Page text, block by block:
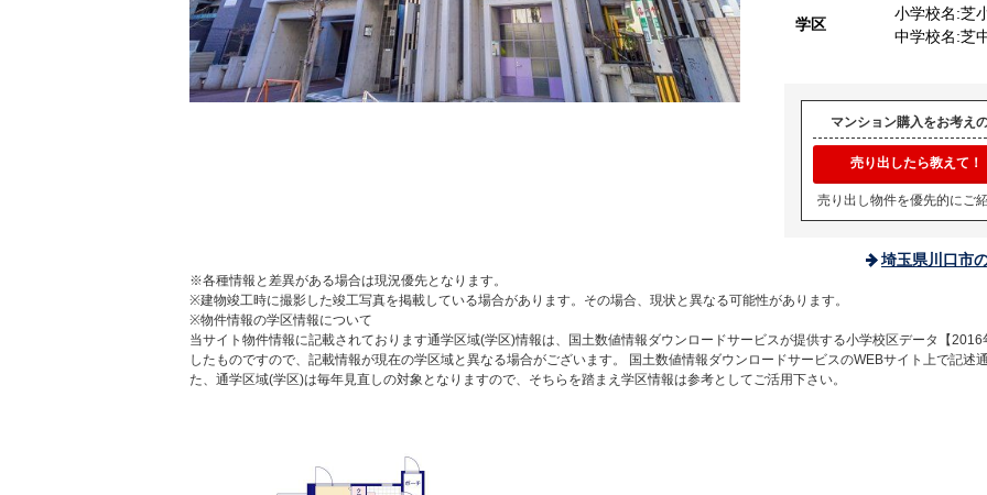
学区
小学校名:芝
中学校名:芝
マンション購入をお考え
売り出したら教えて！
売り出し物件を優先的にご
埼玉県川口市
※各種情報と差異がある場合は現況優先となります。
※建物竣工時に撮影した竣工写真を掲載している場合があります。その場合、現状と異なる可能性があります。
※物件情報の学区情報について
当サイト物件情報に記載されております通学区域(学区)情報は、国土数値情報ダウンロードサービスが提供する小学校区データ【
したものですので、記載情報が現在の学区域と異なる場合がございます。 国土数値情報ダウンロードサービスのWEBサイト上で記述
た、通学区域(学区)は毎年見直しの対象となりますので、そちらを踏まえ学区情報は参考としてご活用下さい。